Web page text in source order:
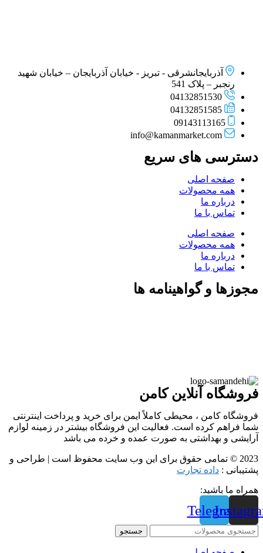
آذربایجانشرقی - تبریز - خیابان آذربایجان – خیابان شهید
رنجبر – پلاک 541
04132851530
04132851585
09143113165
info@kamanmarket.com
دسترسی های سریع
صفحه اصلی
همه محصولات
درباره ما
تماس با ما
صفحه اصلی
همه محصولات
درباره ما
تماس با ما
مجوزها و گواهینامه ها
فروشگاه آنلاین کامن
فروشگاه کامن ، محیطی کاملاً ایمن برای خرید و پرداخت اینترنتی
شما فراهم کرده است. فعالیت این فروشگاه بیشتر در زمینه لوازم
آرایشی و بهداشتی به صورت عمده و خرده می باشد
2023 © تمامی حقوق برای این وب سایت محفوظ است | طراحی و
پشتیبانی : داده تجارت
همراه ما باشید:
Telegram
جستجو